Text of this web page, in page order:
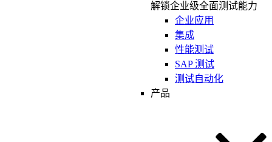
解锁企业级全面测试能力
企业应用
集成
性能测试
SAP 测试
测试自动化
产品